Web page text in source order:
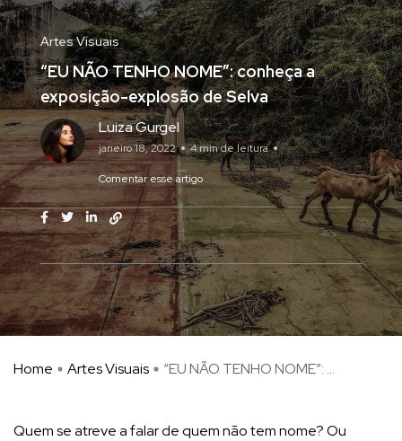
Artes Visuais
“EU NÃO TENHO NOME”: conheça a
exposição-explosão de Selva
Luiza Gurgel
janeiro 18, 2022 4 min de leitura
Comentar esse artigo
Home Artes Visuais “EU NÃO TENHO NOME”: ...
Quem se atreve a falar de quem não tem nome? Ou